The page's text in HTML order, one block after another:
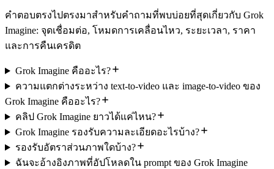
คำตอบตรงไปตรงมาสำหรับคำถามที่พบบ่อยที่สุดเกี่ยวกับ Grok
Imagine: จุดเชื่อมต่อ, โหมดการเคลื่อนไหว, ระยะเวลา, ราคา
และการคืนเครดิต
Grok Imagine คืออะไร?
ความแตกต่างระหว่าง text-to-video และ image-to-video ของ
Grok Imagine คืออะไร?
คลิป Grok Imagine ยาวได้แค่ไหน?
Grok Imagine รองรับความละเอียดอะไรบ้าง?
รองรับอัตราส่วนภาพใดบ้าง?
ฉันจะอ้างอิงภาพที่อัปโหลดใน prompt ของ Grok Imagine